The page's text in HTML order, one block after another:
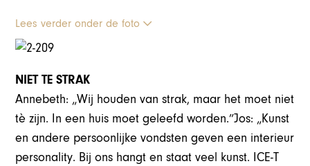
Lees verder onder de foto
NIET TE STRAK
Annebeth: „Wij houden van strak, maar het moet niet
tè zijn. In een huis moet geleefd worden.”Jos: „Kunst
en andere persoonlijke vondsten geven een interieur
personality. Bij ons hangt en staat veel kunst. ICE-T